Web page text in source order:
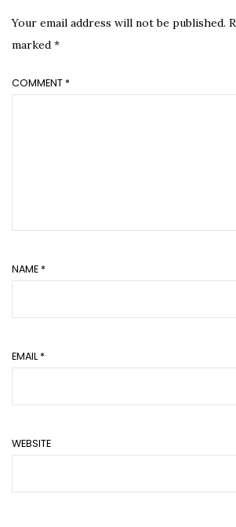
Your email address will not be published.
marked *
COMMENT *
NAME *
EMAIL *
WEBSITE